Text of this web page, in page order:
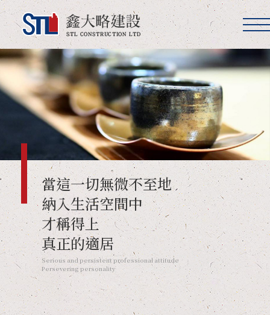
鑫大略建設
當這一切無微不至地
納入生活空間中
才稱得上
真正的適居
Serious and persistent professional attitude
Persevering personality